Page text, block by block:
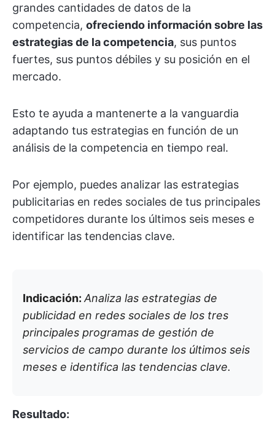
grandes cantidades de datos de la
competencia, ofreciendo información sobre las
estrategias de la competencia, sus puntos
fuertes, sus puntos débiles y su posición en el
mercado.
Esto te ayuda a mantenerte a la vanguardia
adaptando tus estrategias en función de un
análisis de la competencia en tiempo real.
Por ejemplo, puedes analizar las estrategias
publicitarias en redes sociales de tus principales
competidores durante los últimos seis meses e
identificar las tendencias clave.
Indicación: Analiza las estrategias de
publicidad en redes sociales de los tres
principales programas de gestión de
servicios de campo durante los últimos seis
meses e identifica las tendencias clave.
Resultado: